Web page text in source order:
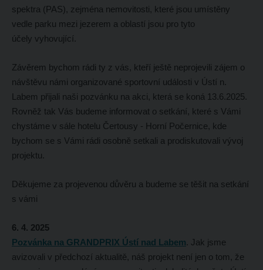
spektra (PAS), zejména nemovitosti, které jsou umístěny
vedle parku mezi jezerem a oblastí jsou pro tyto
účely vyhovující.
Závěrem bychom rádi ty z vás, kteří ještě neprojevili zájem o
návštěvu námi organizované sportovní události v Ústí n.
Labem přijali naši pozvánku na akci, která se koná 13.6.2025.
Rovněž tak Vás budeme informovat o setkání, které s Vámi
chystáme v sále hotelu Čertousy - Horní Počernice, kde
bychom se s Vámi rádi osobně setkali a prodiskutovali vývoj
projektu.
Děkujeme za projevenou důvěru a budeme se těšit na setkání
s vámi
6. 4. 2025
Pozvánka na GRANDPRIX Ústí nad Labem. Jak jsme
avizovali v předchozí aktualitě, náš projekt není jen o tom, že